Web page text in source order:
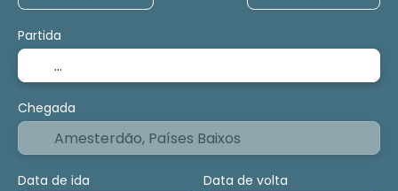
Partida
Chegada
Data de ida Data de volta